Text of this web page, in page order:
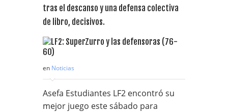
tras el descanso y una defensa colectiva
de libro, decisivos.
en Noticias
Asefa Estudiantes LF2 encontró su
mejor juego este sábado para